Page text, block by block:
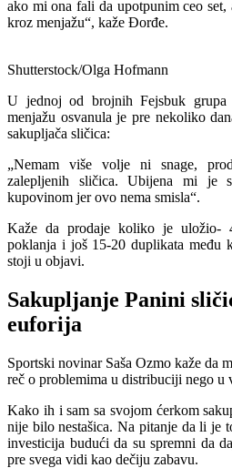
ako mi ona fali da upotpunim ceo set,
kroz menjažu“, kaže Đorđe.
Shutterstock/Olga Hofmann
U jednoj od brojnih Fejsbuk
menjažu osvanula je pre nekoliko
sakupljača sličica:
„Nemam više volje ni snage,
zalepljenih sličica. Ubijena mi je
kupovinom jer ovo nema smisla“.
Kaže da prodaje koliko je uložio-
poklanja i još 15-20 duplikata među
stoji u objavi.
Sakupljanje Panini
euforija
Sportski novinar Saša Ozmo kaže da
reč o problemima u distribuciji nego u
Kako ih i sam sa svojom ćerkom
nije bilo nestašica. Na pitanje da li je
investicija budući da su spremni da
pre svega vidi kao dečiju zabavu.